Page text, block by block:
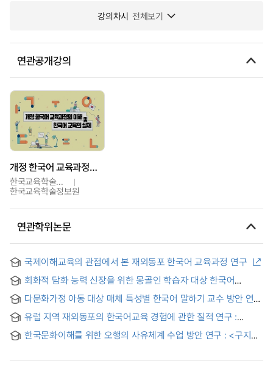
강의차시 전체보기
연관공개강의
개정 한국어 교육과정의 이해 및 한국어교육의 실제
한국교육학술정보원
한국교육학술정보원
연관학위논문
국제이해교육의 관점에서 본 재외동포 한국어 교육과정 연구
회화적 담화 능력 신장을 위한 몽골인 학습자 대상 한국어
speaking education for improving conversational
discourse ability
다문화가정 아동 대상 매체 특성별 한국어 말하기 교수 방안 연구
Education for Children from Multi-culturalFamilies Using
Different Media
유럽 지역 재외동포의 한국어교육 경험에 관한 질적 연구 :
한국문화이해를 위한 오행의 사유체계 수업 방안 연구 : <구지가